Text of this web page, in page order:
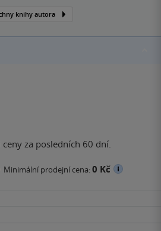
knihy autora
za posledních 60 dní.
Minimální prodejní cena:0 Kč